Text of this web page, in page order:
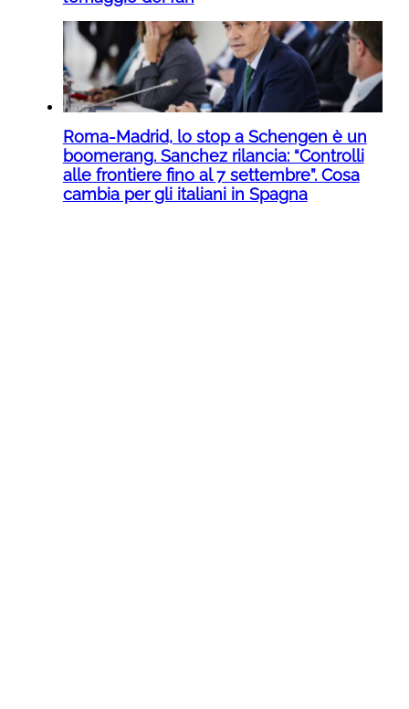
Roma-Madrid, lo stop a Schengen è un
boomerang. Sanchez rilancia: “Controlli
alle frontiere fino al 7 settembre”. Cosa
cambia per gli italiani in Spagna